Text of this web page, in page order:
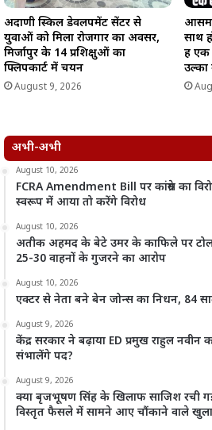
अदाणी स्किल डेवलपमेंट सेंटर से
युवाओं को मिला रोजगार का अवसर,
मिर्जापुर के 14 प्रशिक्षुओं का
फ्लिपकार्ट में चयन
August 9, 2026
साथ
ग्रह
उल्का
अभी-अभी
August 10, 2026
FCRA Amendment Bill पर कांग्रेस का
स्वरूप में आया तो करेंगे विरोध
August 10, 2026
अतीक अहमद के बेटे उमर के काफिले पर टोल
25-30 वाहनों के गुजरने का आरोप
August 10, 2026
एक्टर से नेता बने बेन जोन्स का निधन, 84
August 9, 2026
केंद्र सरकार ने बढ़ाया ED प्रमुख राहुल
संभालेंगे पद?
August 9, 2026
क्या बृजभूषण सिंह के खिलाफ साजिश रची
विस्तृत फैसले में सामने आए चौंकाने वाले